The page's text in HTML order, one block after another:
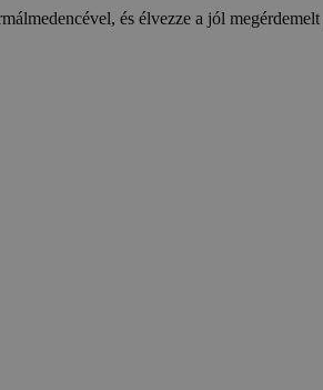
és élvezze a jól megérdemelt